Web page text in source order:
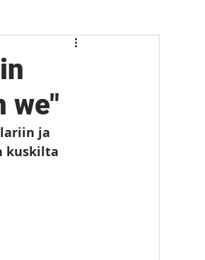
Winter Classic 2020
Rulli 2022
we"
ja
kuskilta